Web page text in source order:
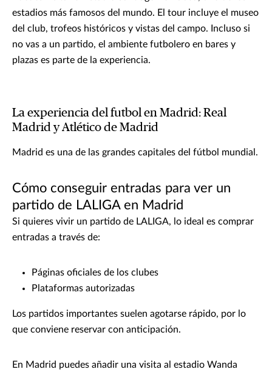
estadios más famosos del mundo. El tour incluye el museo
del club, trofeos históricos y vistas del campo. Incluso si
no vas a un partido, el ambiente futbolero en bares y
plazas es parte de la experiencia.
La experiencia del futbol en Madrid: Real
Madrid y Atlético de Madrid
Madrid es una de las grandes capitales del fútbol mundial.
Cómo conseguir entradas para ver un
partido de LALIGA en Madrid
Si quieres vivir un partido de LALIGA, lo ideal es comprar
entradas a través de:
Páginas oficiales de los clubes
Plataformas autorizadas
Los partidos importantes suelen agotarse rápido, por lo
que conviene reservar con anticipación.
En Madrid puedes añadir una visita al estadio Wanda